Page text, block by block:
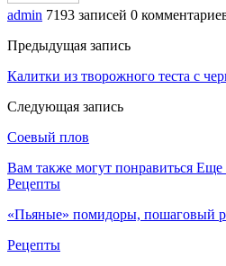
admin 7193 записей 0
Предыдущая запись
Калитки из творожного теста с
Следующая запись
Соевый плов
Вам также могут понравиться Еще
Рецепты
«Пьяные» помидоры, пошаговый
Рецепты